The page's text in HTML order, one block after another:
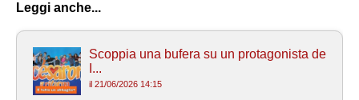
Leggi anche...
Scoppia una bufera su un protagonista de
I...
il 21/06/2026 14:15